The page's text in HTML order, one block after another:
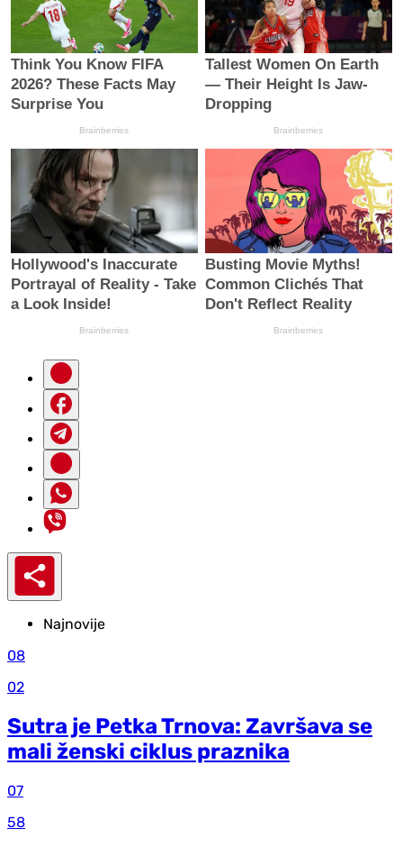
Najnovije
08
02
Sutra je Petka Trnova: Završava se
mali ženski ciklus praznika
07
58